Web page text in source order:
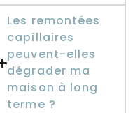
Les remontées
capillaires
peuvent-elles
dégrader ma
maison à long
terme ?